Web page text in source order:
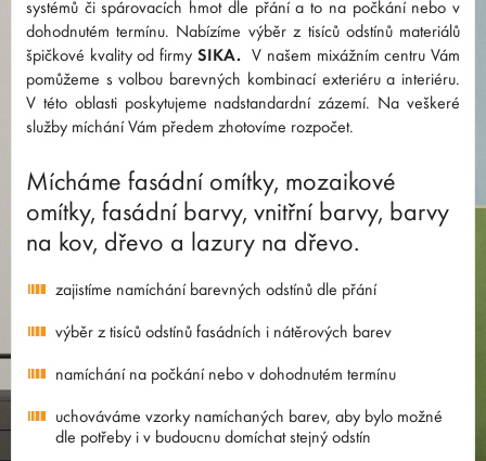
systémů či spárovacích hmot dle přání a to na počkání nebo v
dohodnutém termínu. Nabízíme výběr z tisíců odstínů materiálů
špičkové kvality od firmySIKA. V našem mixážním centru Vám
pomůžeme s volbou barevných kombinací exteriéru a interiéru.
V této oblasti poskytujeme nadstandardní zázemí. Na veškeré
služby míchání Vám předem zhotovíme rozpočet.
Mícháme fasádní omítky, mozaikové
omítky, fasádní barvy, vnitřní barvy, barvy
na kov, dřevo a lazury na dřevo.
zajistíme namíchání barevných odstínů dle přání
výběr z tisíců odstínů fasádních i nátěrových barev
namíchání na počkání nebo v dohodnutém termínu
uchováváme vzorky namíchaných barev, aby bylo možné
dle potřeby i v budoucnu domíchat stejný odstín